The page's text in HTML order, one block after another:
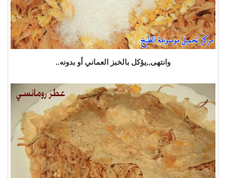
وانتهى,,يؤكل بالخبز العماني أو بدونه..